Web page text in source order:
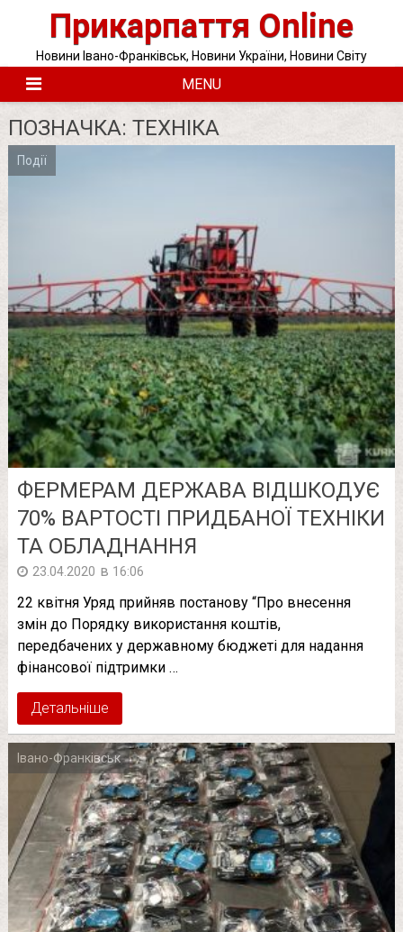
Прикарпаття Online
Новини Івано-Франківськ, Новини України, Новини Світу
MENU
ПОЗНАЧКА: ТЕХНІКА
Події
ФЕРМЕРАМ ДЕРЖАВА ВІДШКОДУЄ
70% ВАРТОСТІ ПРИДБАНОЇ ТЕХНІКИ
ТА ОБЛАДНАННЯ
23.04.2020 в 16:06
22 квітня Уряд прийняв постанову “Про внесення
змін до Порядку використання коштів,
передбачених у державному бюджеті для надання
фінансової підтримки …
Детальніше
Івано-Франківськ
Posts